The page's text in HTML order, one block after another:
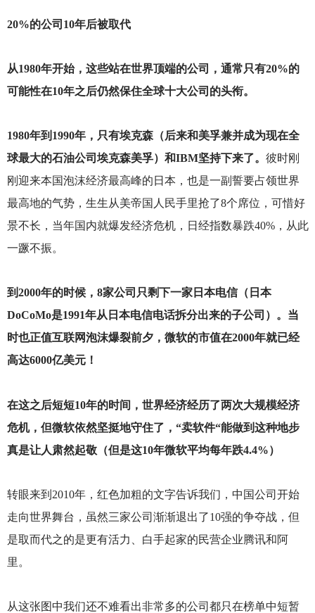
20%的公司10年后被取代
从1980年开始，这些站在世界顶端的公司，通常只有20%的
可能性在10年之后仍然保住全球十大公司的头衔。
1980年到1990年，只有埃克森（后来和美孚兼并成为现在全
球最大的石油公司埃克森美孚）和IBM坚持下来了。 彼时刚
刚迎来本国泡沫经济最高峰的日本，也是一副誓要占领世界
最高地的气势，生生从美帝国人民手里抢了8个席位，可惜好
景不长，当年国内就爆发经济危机，日经指数暴跌40%，从此
一蹶不振。
到2000年的时候，8家公司只剩下一家日本电信（日本
DoCoMo是1991年从日本电信电话拆分出来的子公司）。当
时也正值互联网泡沫爆裂前夕，微软的市值在2000年就已经
高达6000亿美元！
在这之后短短10年的时间，世界经济经历了两次大规模经济
危机，但微软依然坚挺地守住了，“卖软件“能做到这种地步
真是让人肃然起敬（但是这10年微软平均每年跌4.4%）
转眼来到2010年，红色加粗的文字告诉我们，中国公司开始
走向世界舞台，虽然三家公司渐渐退出了10强的争夺战，但
是取而代之的是更有活力、白手起家的民营企业腾讯和阿
里。
从这张图中我们还不难看出非常多的公司都只在榜单中短暂